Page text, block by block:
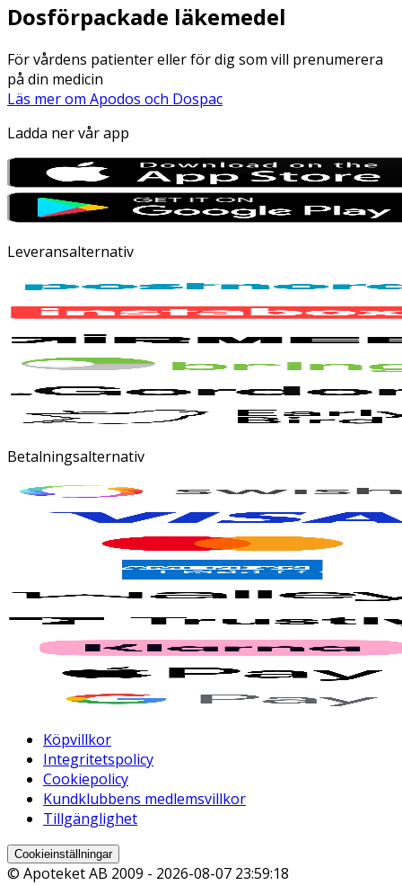
Dosförpackade läkemedel
För vårdens patienter eller för dig som vill prenumerera
på din medicin
Läs mer om Apodos och Dospac
Ladda ner vår app
Leveransalternativ
Betalningsalternativ
Köpvillkor
Integritetspolicy
Cookiepolicy
Kundklubbens medlemsvillkor
Tillgänglighet
Cookieinställningar
© Apoteket AB 2009 - 2026-08-07 23:59:18